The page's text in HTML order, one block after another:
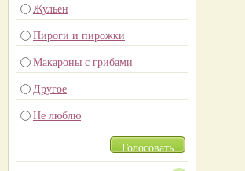
Жульен
Пироги и пирожки
Макароны с грибами
Другое
Не люблю
Голосовать